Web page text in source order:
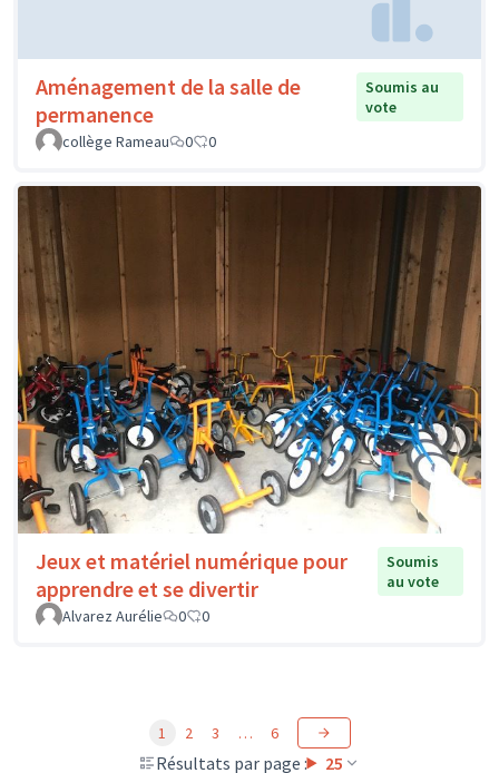
Aménagement de la salle de
permanence
Soumis au
vote
collège Rameau
0 0
Jeux et matériel numérique pour
apprendre et se divertir
Soumis
au vote
Alvarez Aurélie
0 0
Résultats par page : 25
1 2 3 … 6